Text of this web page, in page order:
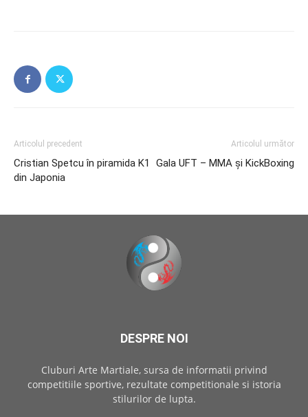
Articolul precedent
Cristian Spetcu în piramida K1
din Japonia
Articolul următor
Gala UFT – MMA și KickBoxing
DESPRE NOI
Cluburi Arte Martiale, sursa de informatii privind
competitiile sportive, rezultate competitionale si istoria
stilurilor de lupta.